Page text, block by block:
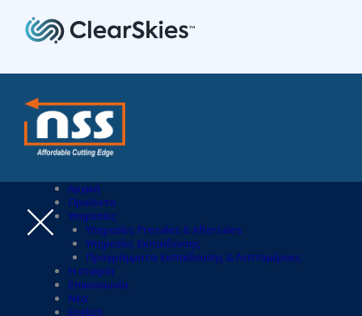
Αρχική
Προϊόντα
Υπηρεσίες
Υπηρεσίες Presales & Aftersales
Υπηρεσίες Εκπαίδευσης
Προγράμματα Εκπαίδευσης & Λεπτομέρειες
Η εταιρία
Επικοινωνία
Νέα
English